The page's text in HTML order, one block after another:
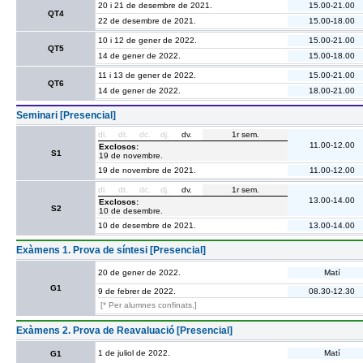
QT4
20 i 21 de desembre de 2021.
15.00-21.00
22 de desembre de 2021.
15.00-18.00
QT5
10 i 12 de gener de 2022.
15.00-21.00
14 de gener de 2022.
15.00-18.00
QT6
11 i 13 de gener de 2022.
15.00-21.00
14 de gener de 2022.
18.00-21.00
Seminari [Presencial]
S1
dl. dt. dc. dj. dv.
1r sem.
Exclosos:
19 de novembre.
11.00-12.00
19 de novembre de 2021. 11.00-12.00
S2
dl. dt. dc. dj. dv.
1r sem.
Exclosos:
10 de desembre.
13.00-14.00
10 de desembre de 2021. 13.00-14.00
Exàmens 1. Prova de síntesi [Presencial]
G1
20 de gener de 2022. Matí
9 de febrer de 2022.
08.30-12.30
[* Per alumnes confinats.]
Exàmens 2. Prova de Reavaluació [Presencial]
G1 1 de juliol de 2022. Matí